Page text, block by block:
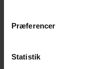
Præferencer
Statistik